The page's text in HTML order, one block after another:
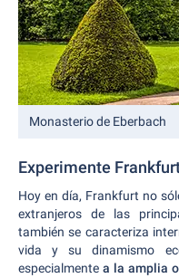
Monasterio de Eberbach
Experimente
Hoy en día, Frankfurt no
extranjeros de las
también se caracteriza
vida y su dinamismo
especialmentea la amplia